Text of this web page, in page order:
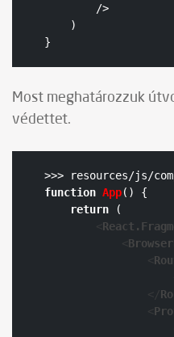
        />
    )
}
Most meghatározzuk
védettet.
>>> resources/js/
function App( ) {
return (